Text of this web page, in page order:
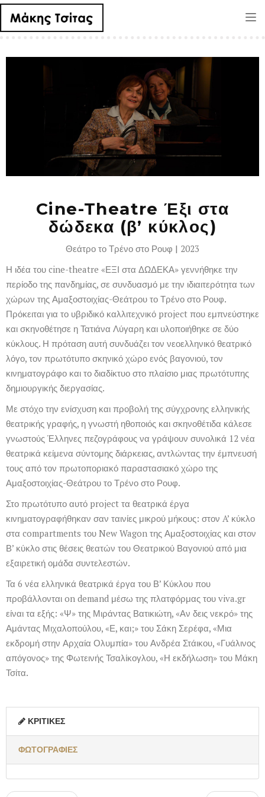
Cine-Theatre Έξι στα
δώδεκα (β’ κύκλος)
Θεάτρο το Τρένο στο Ρουφ | 2023
Η ιδέα του cine-theatre «ΕΞΙ στα ΔΩΔΕΚΑ» γεννήθηκε την
περίοδο της πανδημίας, σε συνδυασμό με την ιδιαιτερότητα των
χώρων της Αμαξοστοιχίας-Θεάτρου το Τρένο στο Ρουφ.
Πρόκειται για το υβριδικό καλλιτεχνικό project που εμπνεύστηκε
και σκηνοθέτησε η Τατιάνα Λύγαρη και υλοποιήθηκε σε δύο
κύκλους. Η πρόταση αυτή συνδυάζει τον νεοελληνικό θεατρικό
λόγο, τον πρωτότυπο σκηνικό χώρο ενός βαγονιού, τον
κινηματογράφο και το διαδίκτυο στο πλαίσιο μιας πρωτότυπης
δημιουργικής διεργασίας.
Με στόχο την ενίσχυση και προβολή της σύγχρονης ελληνικής
θεατρικής γραφής, η γνωστή ηθοποιός και σκηνοθέτιδα κάλεσε
γνωστούς Έλληνες πεζογράφους να γράψουν συνολικά 12 νέα
θεατρικά κείμενα σύντομης διάρκειας, αντλώντας την έμπνευσή
τους από τον πρωτοποριακό παραστασιακό χώρο της
Αμαξοστοιχίας-Θεάτρου το Τρένο στο Ρουφ.
Στο πρωτότυπο αυτό project τα θεατρικά έργα
κινηματογραφήθηκαν σαν ταινίες μικρού μήκους: στον A’ κύκλο
στα compartments του New Wagon της Αμαξοστοιχίας και στον
Β’ κύκλο στις θέσεις θεατών του Θεατρικού Βαγονιού από μια
εξαιρετική ομάδα συντελεστών.
Τα 6 νέα ελληνικά θεατρικά έργα του Β’ Κύκλου που
προβάλλονται on demand μέσω της πλατφόρμας του viva.gr
είναι τα εξής: «Ψ» της Μιράντας Βατικιώτη, «Αν δεις νεκρό» της
Αμάντας Μιχαλοπούλου, «Ε, και;» του Σάκη Σερέφα, «Μια
εκδρομή στην Αρχαία Ολυμπία» του Ανδρέα Στάικου, «Γυάλινος
απόγονος» της Φωτεινής Τσαλίκογλου, «Η εκδήλωση» του Μάκη
Τσίτα.
ΚΡΙΤΙΚΈΣ
ΦΩΤΟΓΡΑΦΊΕΣ